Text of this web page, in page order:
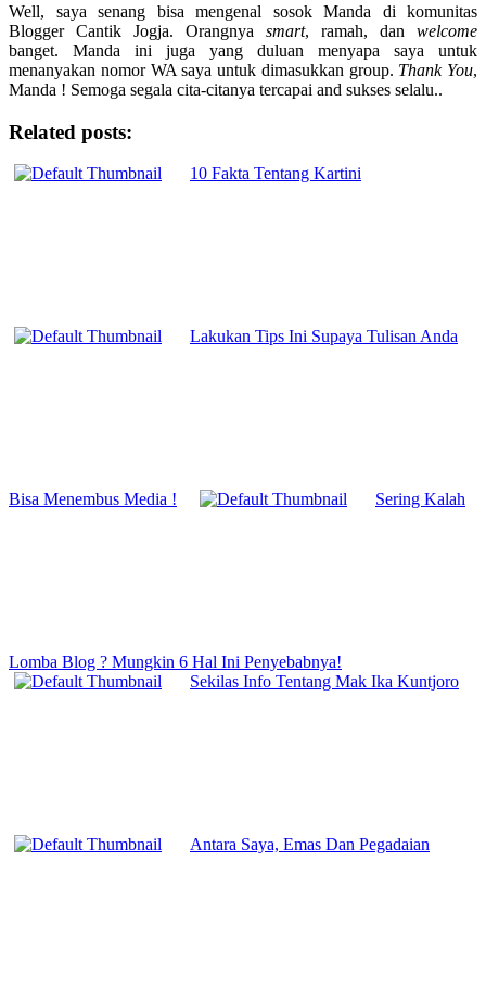
Well, saya senang bisa mengenal sosok Manda di komunitas
Blogger Cantik Jogja. Orangnya smart, ramah, dan welcome
banget. Manda ini juga yang duluan menyapa saya untuk
menanyakan nomor WA saya untuk dimasukkan group. Thank You,
Manda ! Semoga segala cita-citanya tercapai and sukses selalu..
Related posts:
10 Fakta Tentang Kartini
Lakukan Tips Ini Supaya Tulisan Anda
Bisa Menembus Media ! Sering Kalah
Lomba Blog ? Mungkin 6 Hal Ini Penyebabnya!
Sekilas Info Tentang Mak Ika Kuntjoro
Antara Saya, Emas Dan Pegadaian